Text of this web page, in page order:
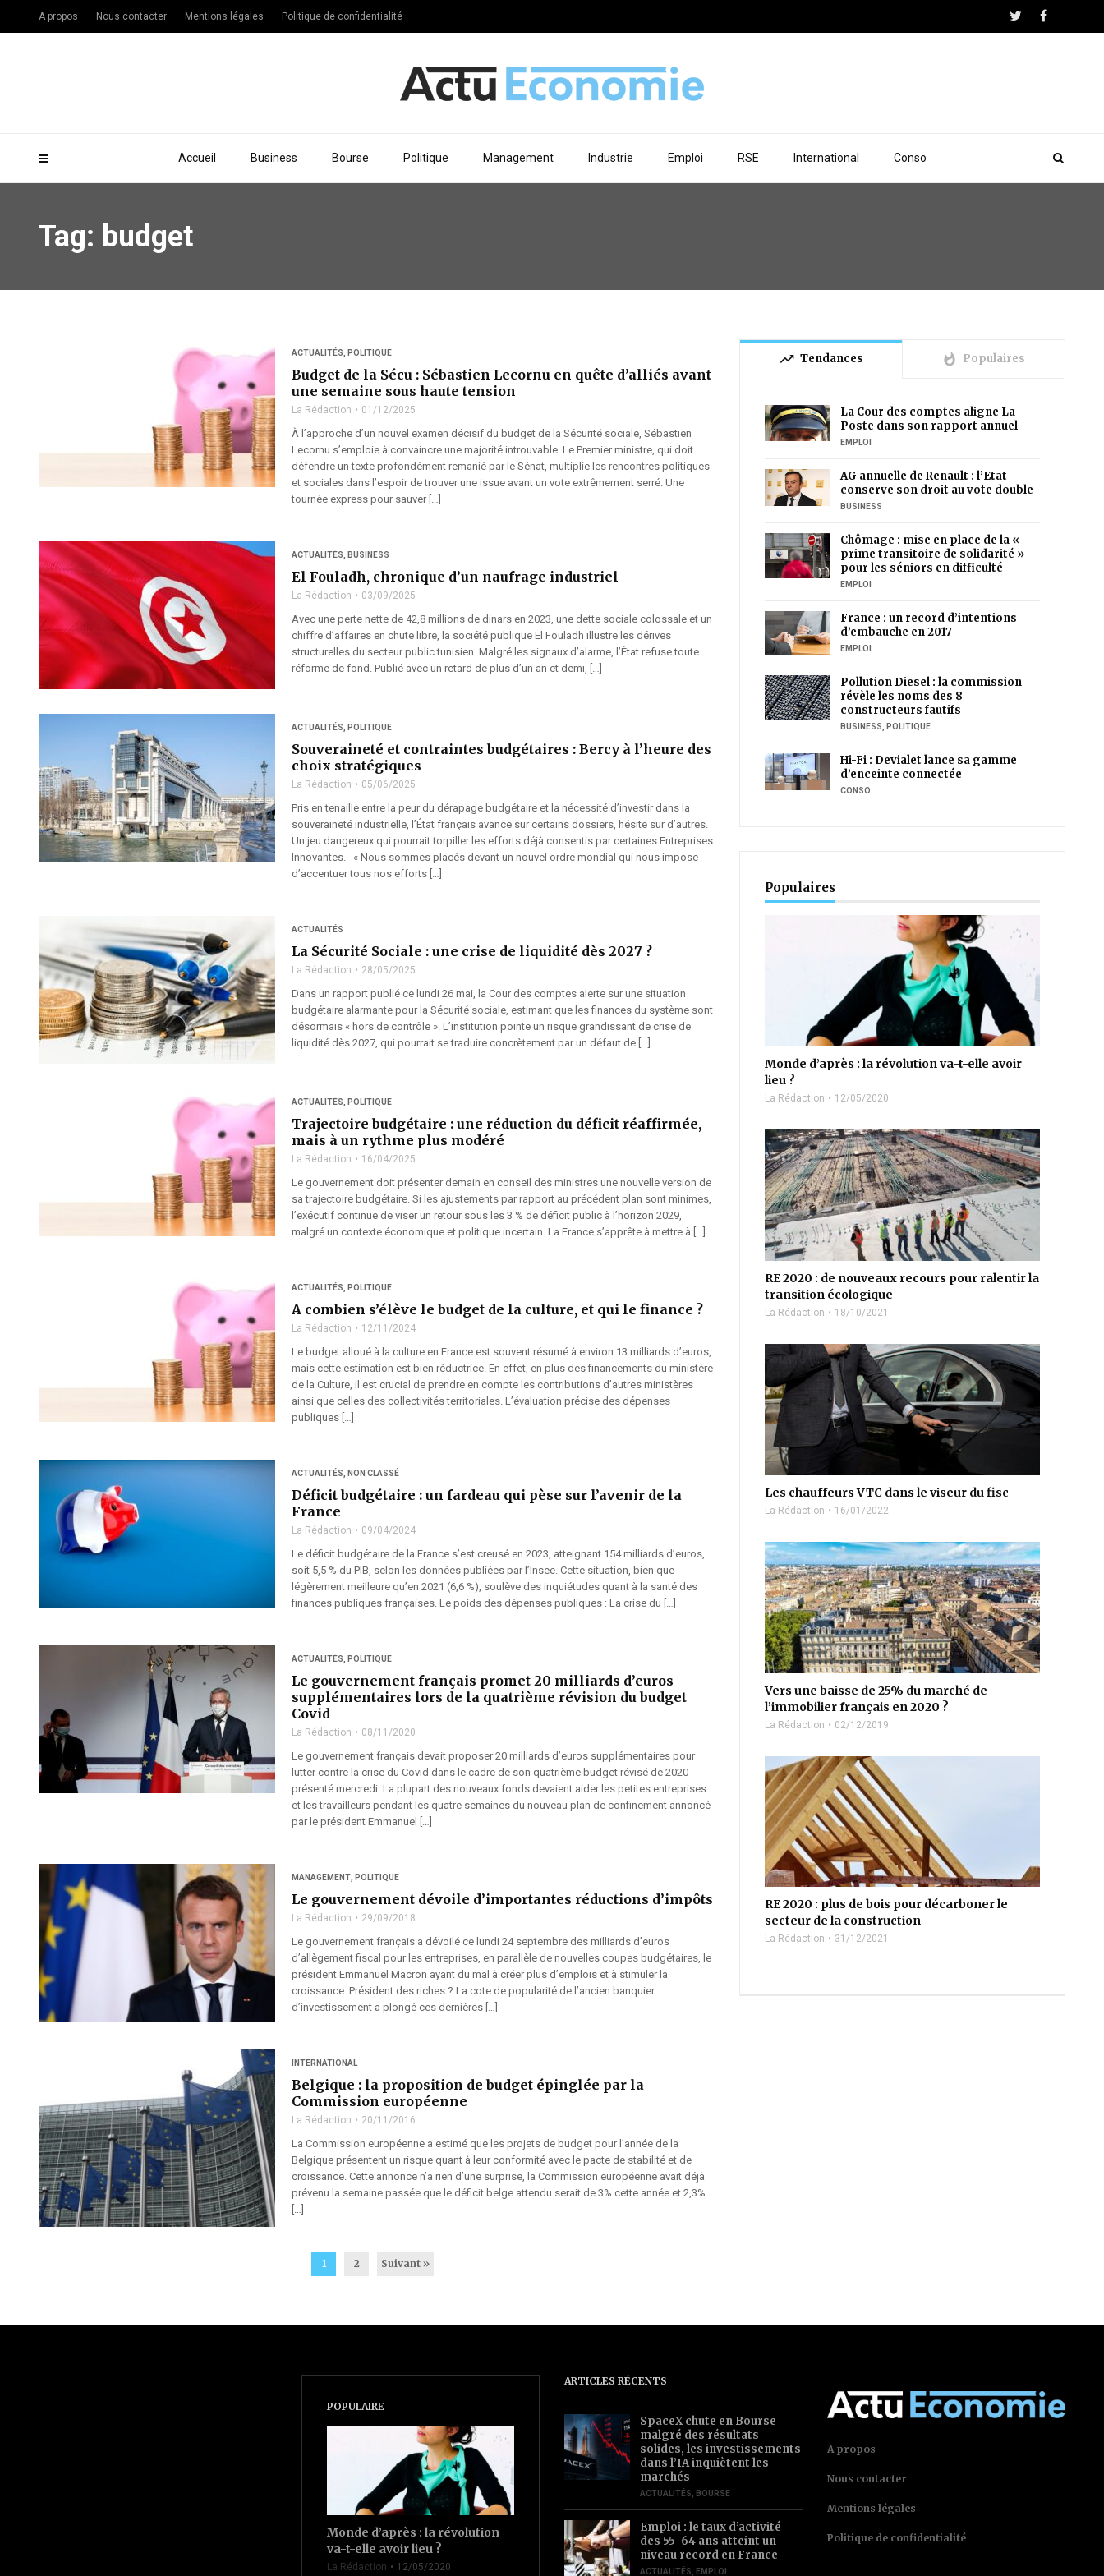
Accueil Business Bourse Politique Management Industrie Emploi RSE International Conso
A propos Nous contacter Mentions légales Politique de confidentialité
Tag: budget
ACTUALITÉS POLITIQUE
Budget de la Sécu : Sébastien Lecornu en quête d’alliés avant
une semaine sous haute tension
La Rédaction 01/12/2025
À l’approche d’un nouvel examen décisif du budget de la Sécurité sociale, Sébastien
Lecornu s’emploie à convaincre une majorité introuvable. Le Premier ministre, qui doit
défendre un texte profondément remanié par le Sénat, multiplie les rencontres politiques
et sociales dans l’espoir de trouver une issue avant un vote extrêmement serré. Une
tournée express pour sauver […]
ACTUALITÉS BUSINESS
El Fouladh, chronique d’un naufrage industriel
La Rédaction 03/09/2025
Avec une perte nette de 42,8 millions de dinars en 2023, une dette sociale colossale et un
chiffre d’affaires en chute libre, la société publique El Fouladh illustre les dérives
structurelles du secteur public tunisien. Malgré les signaux d’alarme, l’État refuse toute
réforme de fond. Publié avec un retard de plus d’un an et demi, […]
ACTUALITÉS POLITIQUE
Souveraineté et contraintes budgétaires : Bercy à l’heure des
choix stratégiques
La Rédaction 05/06/2025
Pris en tenaille entre la peur du dérapage budgétaire et la nécessité d’investir dans la
souveraineté industrielle, l’État français avance sur certains dossiers, hésite sur d’autres.
Un jeu dangereux qui pourrait torpiller les efforts déjà consentis par certaines Entreprises
Innovantes. « Nous sommes placés devant un nouvel ordre mondial qui nous impose
d’accentuer tous nos efforts […]
ACTUALITÉS
La Sécurité Sociale : une crise de liquidité dès 2027 ?
La Rédaction 28/05/2025
Dans un rapport publié ce lundi 26 mai, la Cour des comptes alerte sur une situation
budgétaire alarmante pour la Sécurité sociale, estimant que les finances du système sont
désormais « hors de contrôle ». L’institution pointe un risque grandissant de crise de
liquidité dès 2027, qui pourrait se traduire concrètement par un défaut de […]
ACTUALITÉS POLITIQUE
Trajectoire budgétaire : une réduction du déficit réaffirmée,
mais à un rythme plus modéré
La Rédaction 16/04/2025
Le gouvernement doit présenter demain en conseil des ministres une nouvelle version de
sa trajectoire budgétaire. Si les ajustements par rapport au précédent plan sont minimes,
l’exécutif continue de viser un retour sous les 3 % de déficit public à l’horizon 2029,
malgré un contexte économique et politique incertain. La France s’apprête à mettre à […]
ACTUALITÉS POLITIQUE
A combien s’élève le budget de la culture, et qui le finance ?
La Rédaction 12/11/2024
Le budget alloué à la culture en France est souvent résumé à environ 13 milliards d’euros,
mais cette estimation est bien réductrice. En effet, en plus des financements du ministère
de la Culture, il est crucial de prendre en compte les contributions d’autres ministères
ainsi que celles des collectivités territoriales. L’évaluation précise des dépenses
publiques […]
ACTUALITÉS NON CLASSÉ
Déficit budgétaire : un fardeau qui pèse sur l’avenir de la
France
La Rédaction 09/04/2024
Le déficit budgétaire de la France s’est creusé en 2023, atteignant 154 milliards d’euros,
soit 5,5 % du PIB, selon les données publiées par l’Insee. Cette situation, bien que
légèrement meilleure qu’en 2021 (6,6 %), soulève des inquiétudes quant à la santé des
finances publiques françaises. Le poids des dépenses publiques : La crise du […]
ACTUALITÉS POLITIQUE
Le gouvernement français promet 20 milliards d’euros
supplémentaires lors de la quatrième révision du budget
Covid
La Rédaction 08/11/2020
Le gouvernement français devait proposer 20 milliards d’euros supplémentaires pour
lutter contre la crise du Covid dans le cadre de son quatrième budget révisé de 2020
présenté mercredi. La plupart des nouveaux fonds devaient aider les petites entreprises
et les travailleurs pendant les quatre semaines du nouveau plan de confinement annoncé
par le président Emmanuel […]
MANAGEMENT POLITIQUE
Le gouvernement dévoile d’importantes réductions d’impôts
La Rédaction 29/09/2018
Le gouvernement français a dévoilé ce lundi 24 septembre des milliards d’euros
d’allègement fiscal pour les entreprises, en parallèle de nouvelles coupes budgétaires, le
président Emmanuel Macron ayant du mal à créer plus d’emplois et à stimuler la
croissance. Président des riches ? La cote de popularité de l’ancien banquier
d’investissement a plongé ces dernières […]
INTERNATIONAL
Belgique : la proposition de budget épinglée par la
Commission européenne
La Rédaction 20/11/2016
La Commission européenne a estimé que les projets de budget pour l’année de la
Belgique présentent un risque quant à leur conformité avec le pacte de stabilité et de
croissance. Cette annonce n’a rien d’une surprise, la Commission européenne avait déjà
prévenu la semaine passée que le déficit belge attendu serait de 3% cette année et 2,3%
[…]
1 2 Suivant »
trending_up Tendances whatshot Populaires
La Cour des comptes aligne La
Poste dans son rapport annuel
EMPLOI
AG annuelle de Renault : l’Etat
conserve son droit au vote double
BUSINESS
Chômage : mise en place de la «
prime transitoire de solidarité »
pour les séniors en difficulté
EMPLOI
France : un record d’intentions
d’embauche en 2017
EMPLOI
Pollution Diesel : la commission
révèle les noms des 8
constructeurs fautifs
BUSINESS, POLITIQUE
Hi-Fi : Devialet lance sa gamme
d’enceinte connectée
CONSO
Populaires
Monde d’après : la révolution va-t-elle avoir
lieu ?
La Rédaction 12/05/2020
RE 2020 : de nouveaux recours pour ralentir la
transition écologique
La Rédaction 18/10/2021
Les chauffeurs VTC dans le viseur du fisc
La Rédaction 16/01/2022
Vers une baisse de 25% du marché de
l’immobilier français en 2020 ?
La Rédaction 02/12/2019
RE 2020 : plus de bois pour décarboner le
secteur de la construction
La Rédaction 31/12/2021
POPULAIRE
Monde d’après : la révolution
va-t-elle avoir lieu ?
La Rédaction 12/05/2020
ARTICLES RÉCENTS
SpaceX chute en Bourse
malgré des résultats
solides, les investissements
dans l’IA inquiètent les
marchés
ACTUALITÉS BOURSE
Emploi : le taux d’activité
des 55-64 ans atteint un
niveau record en France
ACTUALITÉS EMPLOI
A propos
Nous contacter
Mentions légales
Politique de confidentialité